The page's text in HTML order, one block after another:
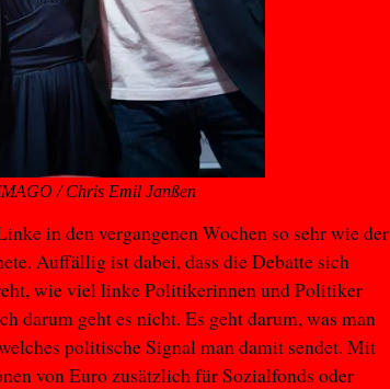
/ Chris Emil Janßen
in den vergangenen Wochen so sehr wie der
Auffällig ist dabei, dass die Debatte sich
wie viel linke Politikerinnen und Politiker
darum geht es nicht. Es geht darum, was man
politische Signal man damit sendet. Mit
von Euro zusätzlich für Sozialfonds oder